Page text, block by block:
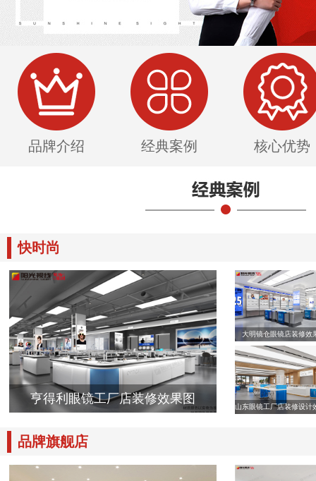
品牌介绍 经典案例 核心优势
快时尚
亨得利眼镜工厂店装修效果图
大明镜仓眼镜店装修效
山东眼镜工厂店装修设计
品牌旗舰店